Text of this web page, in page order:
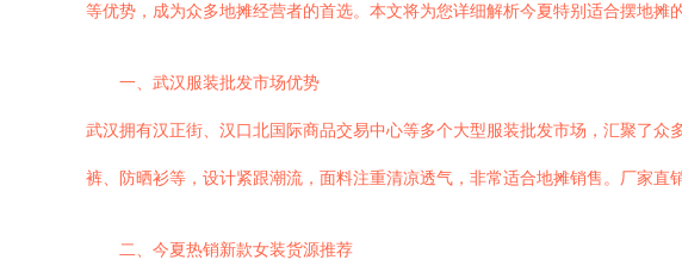
等优势，成为众多地摊经营者的首选。本文将为您详细解析今夏特别适合摆地摊
一、武汉服装批发市场优势
武汉拥有汉正街、汉口北国际商品交易中心等多个大型服装批发市场，汇聚了
裤、防晒衫等，设计紧跟潮流，面料注重清凉透气，非常适合地摊销售。厂家
二、今夏热销新款女装货源推荐